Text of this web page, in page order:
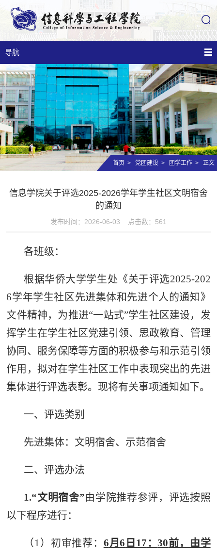
导航
首页 > 党团建设 > 团学工作 > 正文
信息学院关于评选2025-2026学年学生社区文明宿舍
的通知
发布时间：2026-06-03 点击数： 561
各班级：
根据华侨大学学生处《关于评选2025-202
6学年学生社区先进集体和先进个人的通知》
文件精神，为推进“一站式”学生社区建设，发
挥学生在学生社区党建引领、思政教育、管理
协同、服务保障等方面的积极参与和示范引领
作用，拟对在学生社区工作中表现突出的先进
集体进行评选表彰。现将有关事项通知如下。
一、评选类别
先进集体：文明宿舍、 示范宿舍
二、评选办法
1.“文明宿舍”由学院推荐参评，评选按照
以下程序进行：
（ 1 ）初审推荐： 6月6 日 17 ：30前，由学